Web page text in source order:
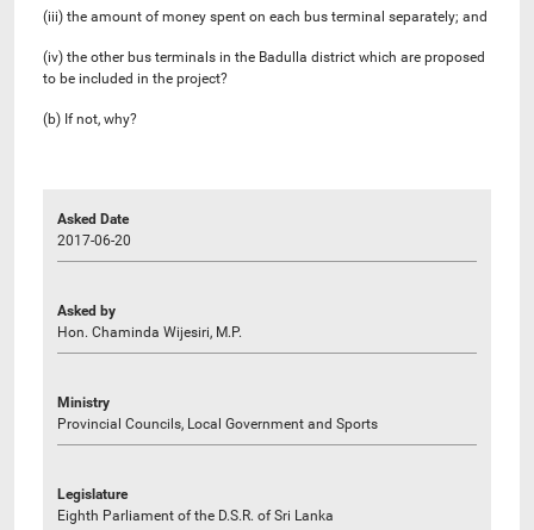
(iii) the amount of money spent on each bus terminal separately; and
(iv) the other bus terminals in the Badulla district which are proposed
to be included in the project?
(b) If not, why?
Asked Date
2017-06-20
Asked by
Hon. Chaminda Wijesiri, M.P.
Ministry
Provincial Councils, Local Government and Sports
Legislature
Eighth Parliament of the D.S.R. of Sri Lanka